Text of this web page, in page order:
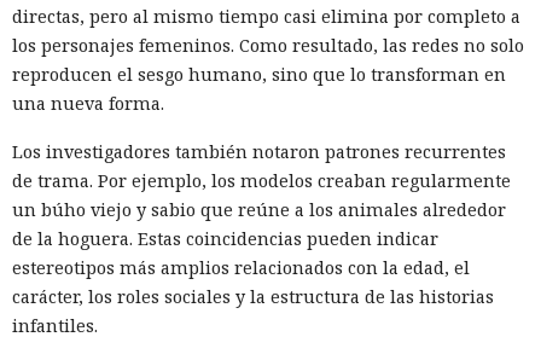
Las bases de datos suelen percibirse como un almacén de
información, no como una herramienta para el hacking,
pero los atacantes encontraron la forma de convertir Oracle
Database en una plataforma de ataque. La empresa
directas, pero al mismo tiempo casi elimina por completo a
los personajes femeninos. Como resultado, las redes no solo
reproducen el sesgo humano, sino que lo transforman en
una nueva forma.
Los investigadores también notaron patrones recurrentes
de trama. Por ejemplo, los modelos creaban regularmente
un búho viejo y sabio que reúne a los animales alrededor
de la hoguera. Estas coincidencias pueden indicar
estereotipos más amplios relacionados con la edad, el
carácter, los roles sociales y la estructura de las historias
infantiles.